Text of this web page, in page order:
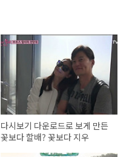
다시보기 다운로드로 보게 만든
꽃보다 할배? 꽃보다 지우